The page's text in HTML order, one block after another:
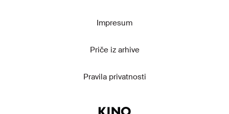
Impresum
Priče iz arhive
Pravila privatnosti